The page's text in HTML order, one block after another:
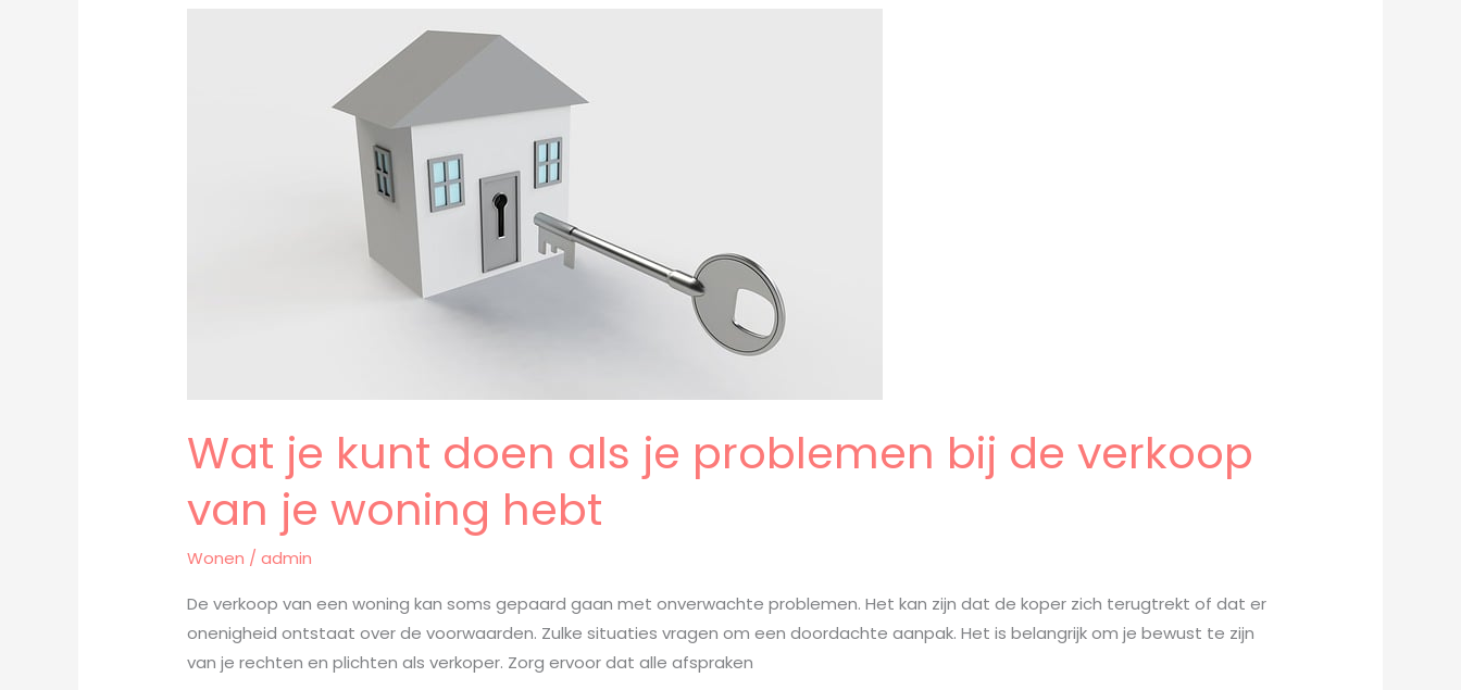
Wat je kunt doen als je problemen bij de verkoop
van je woning hebt
Wonen /admin
De verkoop van een woning kan soms gepaard gaan met onverwachte problemen. Het kan zijn dat de koper zich terugtrekt of dat er
onenigheid ontstaat over de voorwaarden. Zulke situaties vragen om een doordachte aanpak. Het is belangrijk om je bewust te zijn
van je rechten en plichten als verkoper. Zorg ervoor dat alle afspraken